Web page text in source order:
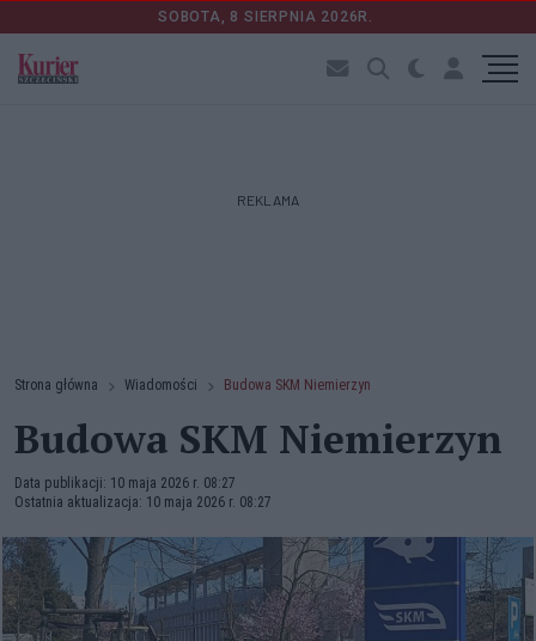
SOBOTA, 8 SIERPNIA 2026R.
REKLAMA
Strona główna Wiadomości Budowa SKM Niemierzyn
Budowa SKM Niemierzyn
Data publikacji: 10 maja 2026 r. 08:27
Ostatnia aktualizacja: 10 maja 2026 r. 08:27